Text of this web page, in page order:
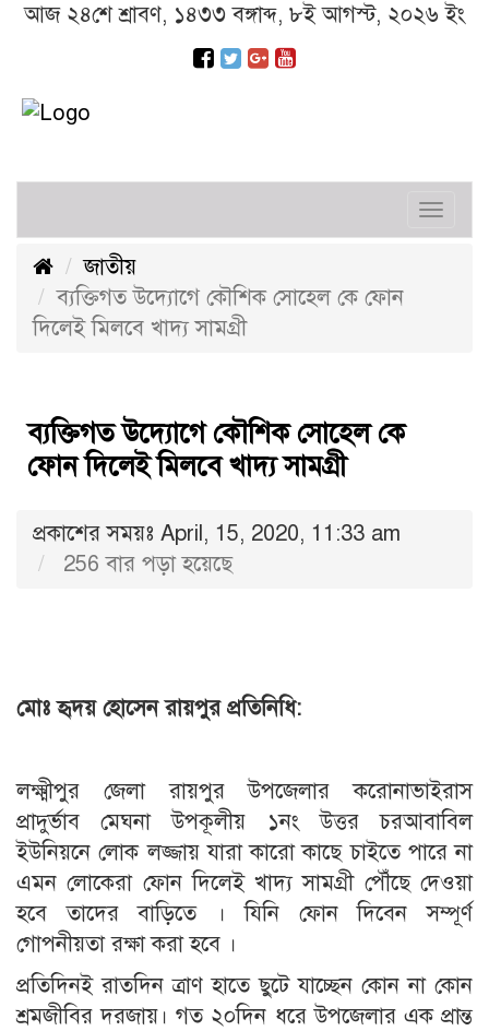
আজ ২৪শে শ্রাবণ, ১৪৩৩ বঙ্গাব্দ, ৮ই আগস্ট, ২০২৬ ইং
জাতীয়
ব্যক্তিগত উদ্যোগে কৌশিক সোহেল কে ফোন
দিলেই মিলবে খাদ্য সামগ্রী
ব্যক্তিগত উদ্যোগে কৌশিক সোহেল কে
ফোন দিলেই মিলবে খাদ্য সামগ্রী
প্রকাশের সময়ঃ April, 15, 2020, 11:33 am
256 বার পড়া হয়েছে
মোঃ হৃদয় হোসেন রায়পুর প্রতিনিধি:
লক্ষ্মীপুর জেলা রায়পুর উপজেলার করোনাভাইরাস
প্রাদুর্ভাব মেঘনা উপকূলীয় ১নং উত্তর চরআবাবিল
ইউনিয়নে লোক লজ্জায় যারা কারো কাছে চাইতে পারে না
এমন লোকেরা ফোন দিলেই খাদ্য সামগ্রী পৌঁছে দেওয়া
হবে তাদের বাড়িতে । যিনি ফোন দিবেন সম্পূর্ণ
গোপনীয়তা রক্ষা করা হবে ।
প্রতিদিনই রাতদিন ত্রাণ হাতে ছুটে যাচ্ছেন কোন না কোন
শ্রমজীবির দরজায়। গত ২০দিন ধরে উপজেলার এক প্রান্ত